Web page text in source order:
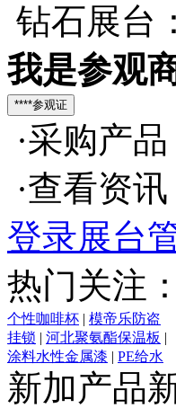
钻石展台
我是参观
·采购产
·查看资
登录展台
热门关注：
个性咖啡杯 | 模帝乐防盗
挂锁 | 河北聚氨酯保温板 |
涂料水性金属漆 | PE给水
管|锚杆拉力计|
园林绿
化专用排水板
恒温混合
新加产品